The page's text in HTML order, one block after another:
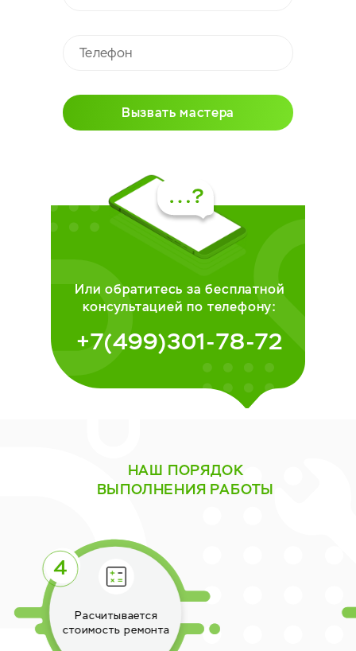
Вызвать мастера
Или обратитесь за бесплатной
консультацией по телефону:
+7(499)301-78-72
НАШ ПОРЯДОК
ВЫПОЛНЕНИЯ РАБОТЫ
Выполняется ремонт
техники